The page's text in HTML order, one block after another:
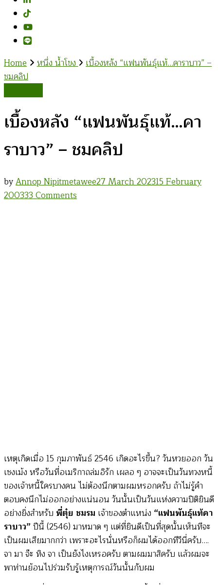
Home หนึ่ง น้ำโขง เบื้องหลัง “แฟนพันธุ์แท้…คาราบาว” –
ชมคลิป
เบื้องหลัง “แฟนพันธุ์แท้…คา
ราบาว” – ชมคลิป
byAnnop Nipitmetawee27 March 202315 February
200333 Commentson
เหตุเกิดเมื่อ 15 กุมภาพันธ์ 2546 เกิดอะไรขึ้น? วันหวยออก วัน
เชงเม้ง หรือวันที่อเมริกาถล่มอิรัก เผลอ ๆ อาจจะเป็นวันทวงหนี้
ของเจ้าหนี้ใครบางคน ไม่ต้องนึกตามผมหรอกครับ ถ้าไม่รู้คำ
ตอบคงนึกไม่ออกอย่างแน่นอน วันนั้นเป็นวันแห่งความปิติยินดี
อย่างยิ่งสำหรับ พี่ตุ๋ย ชมรม เจ้าของตำแหน่ง “แฟนพันธุ์แท้คา
ราบาว”ปีนี้ (2546) มาหมาด ๆ แต่ที่ยินดีเป็นที่สุดนั้นเห็นทีจะ
เป็นผมเสียมากกว่า เพราะอะไรนั่นหรือก็ผมได้ออกทีวีนี่ครับ….
จา มา จ๊ะ ทิง จา เป็นยังไงเหรอครับ ตามผมมาสิครับ แล้วผมจะ
พาท่านย้อนไปร่วมรับรู้เหตุการณ์วันนั้นกับผม